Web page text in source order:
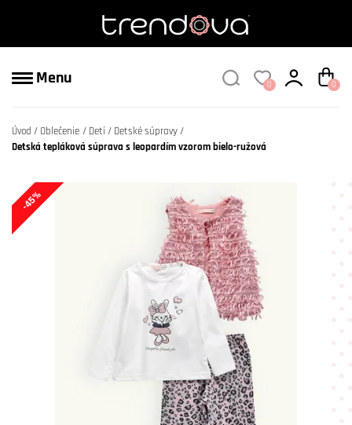
Menu 0 0
Úvod Oblečenie Deti
Detské súpravy
Detská tepláková súprava s leopardím vzorom bielo-ružová
-45%